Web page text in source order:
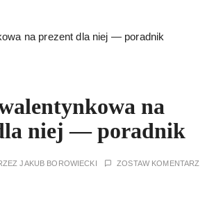
na prezent dla niej — poradnik
na
niej — poradnik
JAKUB BOROWIECKI ZOSTAW KOMENTARZ